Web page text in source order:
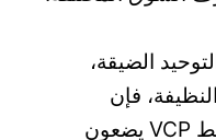
الضيقة،
فإن
المتداولين الذين يستخدمون نمط VCP يضعون